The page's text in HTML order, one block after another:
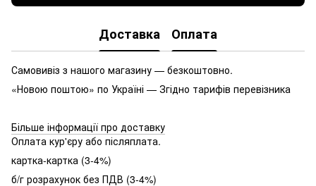
Доставка Оплата
Самовивіз з нашого магазину — безкоштовно.
«Новою поштою» по Україні — Згідно тарифів перевізника
Більше інформації про доставку
Оплата кур'єру або післяплата.
картка-картка (3-4%)
б/г розрахунок без ПДВ (3-4%)